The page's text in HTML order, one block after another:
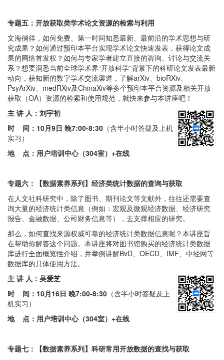
专题五： 开放获取类学术论文资源的检索与利用
文海徜徉，如何免费、第一时间知悉最新、最前沿的学术思想与研
究成果？如何通过预印本平台实现学术论文快速发表，获得论文成
果的网络首发权？如何与专家学者建立直接的咨询、讨论与交流关
系？想要洞悉当前全球学术界“开放科学”背景下的科研论文发表最新
动向，获知新的数字学术交流渠道，了解arXiv、bioRXiv、
PsyArXiv、medRXiv及ChinaXiv等多个预印本平台资源及相关开放
获取（OA）资源的检索和使用规范，就快来参与本讲座吧！
主 讲 人： 刘宇初
时 间： 10月9日 晚7:00-8:30 （含半小时答疑及上机
实习）
地 点：用户培训中心（304室）+在线
专题六：【数据素养系列】经济类统计数据的查询与获取
在人文社科研究中，除了图书、期刊论文等文献外，往往还需要查
询大量的经济统计类信息（例如：宏观及微观经济数据、经济研究
报告、金融数据、公司财务信息等），去支撑相应的研究。
那么，如何查找来源权威可靠的经济统计类数据信息呢？本讲座旨
在帮助你解答这个问题。本讲座将对图书馆购买的经济统计类数据
库进行全面概览性介绍，并举例讲解BvD、OECD、IMF、中经网等
数据库的具体使用方法。
主 讲 人：吴爱芝
时 间： 10月16日 晚7:00-8:30 （含半小时答疑及上
机实习）
地 点：用户培训中心（304室）+在线
专题七：【数据素养系列】科研常用开放数据的查找与获取